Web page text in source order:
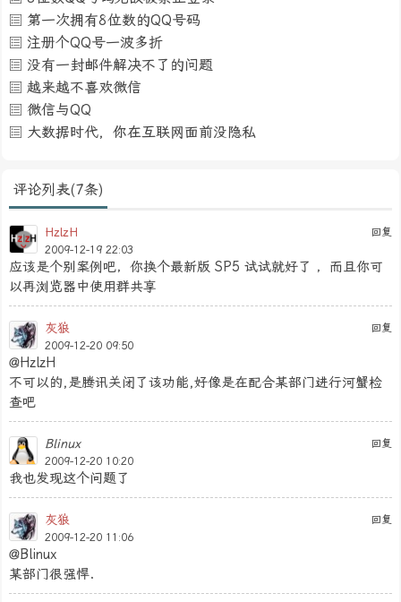
第一次拥有8位数的QQ号码
注册个QQ号一波多折
没有一封邮件解决不了的问题
越来越不喜欢微信
微信与QQ
大数据时代，你在互联网面前没隐私
评论列表(7条)
回复
HzlzH
2009-12-19 22:03
应该是个别案例吧，你换个最新版 SP5 试试就好了 ，而且你可
以再浏览器中使用群共享
回复
灰狼
2009-12-20 09:50
@HzlzH
不可以的,是腾讯关闭了该功能,好像是在配合某部门进行河蟹检
查吧
回复
Blinux
2009-12-20 10:20
我也发现这个问题了
回复
灰狼
2009-12-20 11:06
@Blinux
某部门很强悍.